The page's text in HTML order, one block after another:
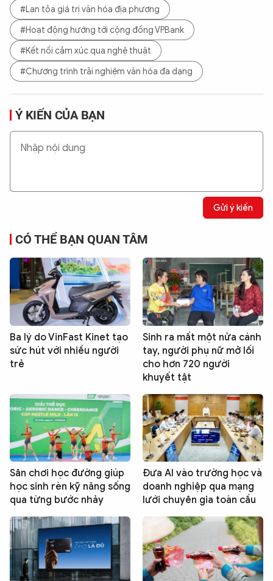
#Lan tỏa giá trị văn hóa địa phương
#Hoạt động hướng tới cộng đồng VPBank
#Kết nối cảm xúc qua nghệ thuật
#Chương trình trải nghiệm văn hóa đa dạng
Ý KIẾN CỦA BẠN
Gửi ý kiến
CÓ THỂ BẠN QUAN TÂM
Ba lý do VinFast Kinet tạo
sức hút với nhiều người
trẻ
Sinh ra mất một nửa cánh
tay, người phụ nữ mở lối
cho hơn 720 người
khuyết tật
Sân chơi học đường giúp
học sinh rèn kỹ năng sống
qua từng bước nhảy
Đưa AI vào trường học và
doanh nghiệp qua mạng
lưới chuyên gia toàn cầu